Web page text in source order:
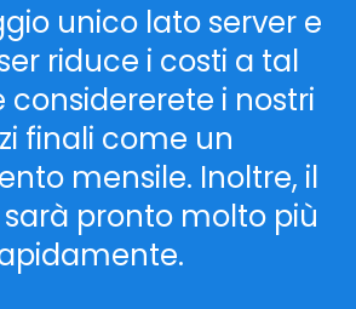
unico lato server e
riduce i costi a tal
considererete i nostri
finali come un
mensile. Inoltre, il
pronto molto più